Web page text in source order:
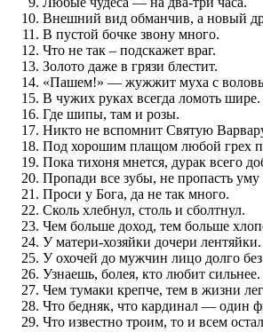
Внешний вид обманчив, а новый
В пустой бочке звону много.
Что не так – подскажет враг.
Золото даже в грязи блестит.
«Пашем!» — жужжит муха с
В чужих руках всегда ломоть шире.
Где шипы, там и розы.
Никто не вспомнит Святую
Под хорошим плащом любой грех
Пока тихоня мнется, дурак всего
Пропади все зубы, не пропасть
Проси у Бога, да не так много.
Сколь хлебнул, столь и сболтнул.
Чем больше доход, тем больше
У матери-хозяйки дочери лентяйки.
У охочей до мужчин лицо долго
Узнаешь, болея, кто любит сильнее.
Чем тумаки крепче, тем в жизни
Что бедняк, что кардинал — один
Что известно троим, то и всем